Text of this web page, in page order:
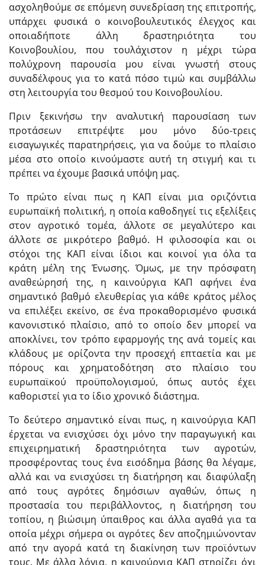
ασχοληθούμε σε επόμενη συνεδρίαση της επιτροπής,
υπάρχει φυσικά ο κοινοβουλευτικός έλεγχος και
οποιαδήποτε άλλη δραστηριότητα του
Κοινοβουλίου, που τουλάχιστον η μέχρι τώρα
πολύχρονη παρουσία μου είναι γνωστή στους
συναδέλφους για το κατά πόσο τιμώ και συμβάλλω
στη λειτουργία του θεσμού του Κοινοβουλίου.
Πριν ξεκινήσω την αναλυτική παρουσίαση των
προτάσεων επιτρέψτε μου μόνο δύο-τρεις
εισαγωγικές παρατηρήσεις, για να δούμε το πλαίσιο
μέσα στο οποίο κινούμαστε αυτή τη στιγμή και τι
πρέπει να έχουμε βασικά υπόψη μας.
Το πρώτο είναι πως η ΚΑΠ είναι μια οριζόντια
ευρωπαϊκή πολιτική, η οποία καθοδηγεί τις εξελίξεις
στον αγροτικό τομέα, άλλοτε σε μεγαλύτερο και
άλλοτε σε μικρότερο βαθμό. Η φιλοσοφία και οι
στόχοι της ΚΑΠ είναι ίδιοι και κοινοί για όλα τα
κράτη μέλη της Ένωσης. Όμως, με την πρόσφατη
αναθεώρησή της, η καινούργια ΚΑΠ αφήνει ένα
σημαντικό βαθμό ελευθερίας για κάθε κράτος μέλος
να επιλέξει εκείνο, σε ένα προκαθορισμένο φυσικά
κανονιστικό πλαίσιο, από το οποίο δεν μπορεί να
αποκλίνει, τον τρόπο εφαρμογής της ανά τομείς και
κλάδους με ορίζοντα την προσεχή επταετία και με
πόρους και χρηματοδότηση στο πλαίσιο του
ευρωπαϊκού προϋπολογισμού, όπως αυτός έχει
καθοριστεί για το ίδιο χρονικό διάστημα.
Το δεύτερο σημαντικό είναι πως, η καινούργια ΚΑΠ
έρχεται να ενισχύσει όχι μόνο την παραγωγική και
επιχειρηματική δραστηριότητα των αγροτών,
προσφέροντας τους ένα εισόδημα βάσης θα λέγαμε,
αλλά και να ενισχύσει τη διατήρηση και διαφύλαξη
από τους αγρότες δημόσιων αγαθών, όπως η
προστασία του περιβάλλοντος, η διατήρηση του
τοπίου, η βιώσιμη ύπαιθρος και άλλα αγαθά για τα
οποία μέχρι σήμερα οι αγρότες δεν αποζημιώνονταν
από την αγορά κατά τη διακίνηση των προϊόντων
τους. Με άλλα λόγια, η καινούργια ΚΑΠ στηρίζει όχι